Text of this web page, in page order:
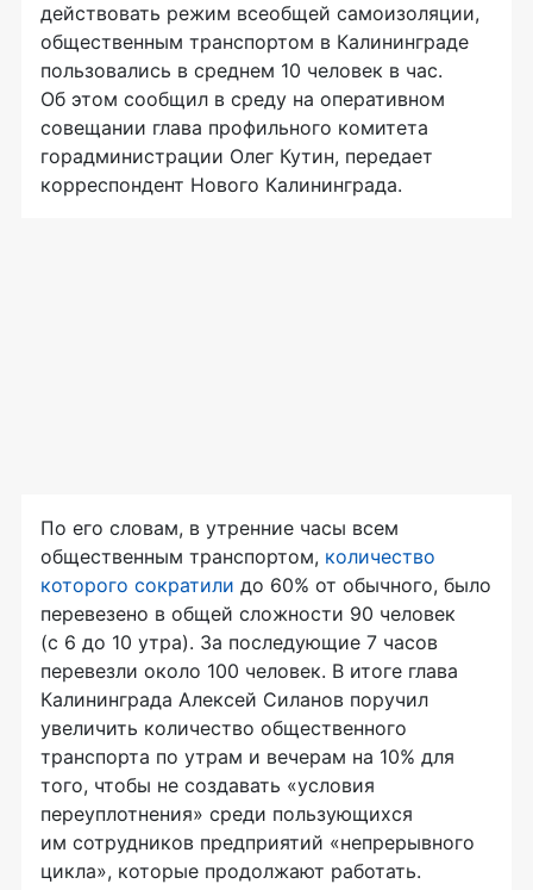
действовать режим всеобщей самоизоляции,
общественным транспортом в Калининграде
пользовались в среднем 10 человек в час.
Об этом сообщил в среду на оперативном
совещании глава профильного комитета
горадминистрации Олег Кутин, передает
корреспондент Нового Калининграда.
По его словам, в утренние часы всем
общественным транспортом, количество
которого сократили до 60% от обычного, было
перевезено в общей сложности 90 человек
(с 6 до 10 утра). За последующие 7 часов
перевезли около 100 человек. В итоге глава
Калининграда Алексей Силанов поручил
увеличить количество общественного
транспорта по утрам и вечерам на 10% для
того, чтобы не создавать «условия
переуплотнения» среди пользующихся
им сотрудников предприятий «непрерывного
цикла», которые продолжают работать.